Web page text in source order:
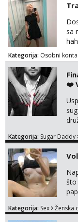
sa
Kategorija: Osobni
❤️
Kategorija: Sugar Daddy
što
Kategorija: Sex Ženska